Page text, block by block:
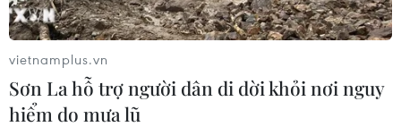
thần "tương thân tương ái" tại Nhật
Bản
25/07/2026 13:21
vietnamplus.vn
Sơn La hỗ trợ người dân di dời khỏi nơi nguy
hiểm do mưa lũ